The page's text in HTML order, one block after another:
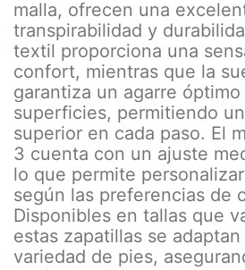
malla, ofrecen una
transpirabilidad y
textil proporciona una
confort, mientras que la
garantiza un agarre
superficies, permitiendo
superior en cada paso. El
3 cuenta con un ajuste
lo que permite
según las preferencias de
Disponibles en tallas que
estas zapatillas se
variedad de pies,